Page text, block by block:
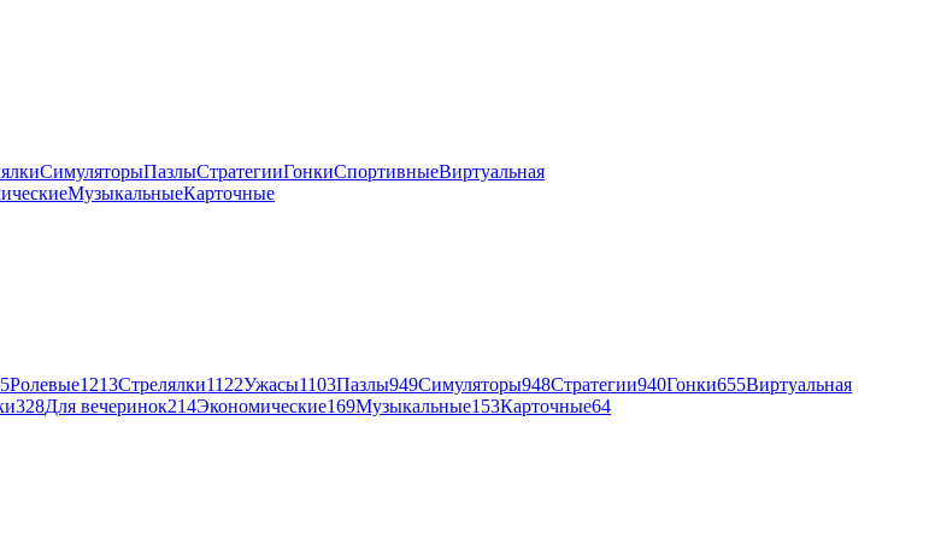
СимуляторыПазлыСтратегииГонкиСпортивныеВиртуальная
МузыкальныеКарточные
Ролевые1213Стрелялки1122Ужасы1103Пазлы949Симуляторы948Стратегии940Гонки655Виртуальная
328Для вечеринок214Экономические169Музыкальные153Карточные64